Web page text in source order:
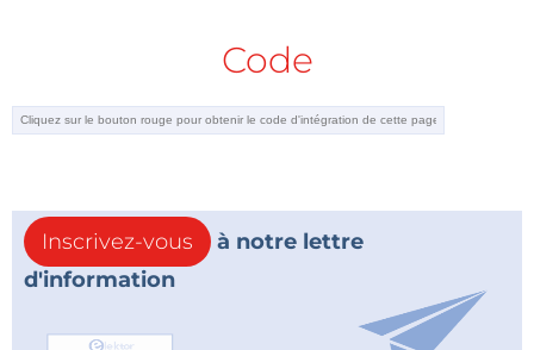
Code
Inscrivez-vous
à notre lettre
d'information